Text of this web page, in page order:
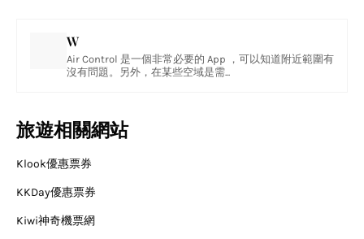
W
Air Control 是一個非常必要的 App ，可以知道附近範圍有
沒有問題。另外，在某些空域是需...
旅遊相關網站
Klook優惠票券
KKDay優惠票券
Kiwi神奇機票網